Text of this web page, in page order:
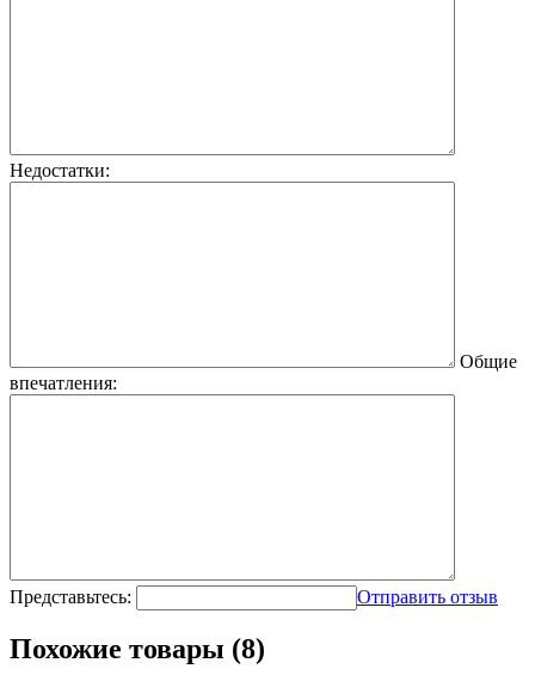
Недостатки:
Общие
впечатления:
Представьтесь: Отправить отзыв
Похожие товары (8)